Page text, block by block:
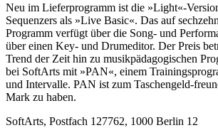
Neu im Lieferprogramm ist die »Light«-
Sequenzers als »Live Basic«. Das auf
Programm verfügt über die Song- und
über einen Key- und Drumeditor. Der Preis
Trend der Zeit hin zu musikpädagogischen
bei SoftArts mit »PAN«, einem
und Intervalle. PAN ist zum Taschengeld-
Mark zu haben.
SoftArts, Postfach 127762, 1000 Berlin 12